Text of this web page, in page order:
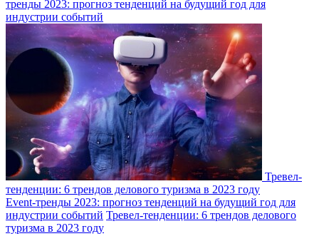
тренды 2023: прогноз тенденций на будущий год для
индустрии событий
Тревел-
тенденции: 6 трендов делового туризма в 2023 году
Event-тренды 2023: прогноз тенденций на будущий год для
индустрии событий Тревел-тенденции: 6 трендов делового
туризма в 2023 году